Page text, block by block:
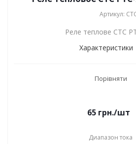
Артикул:
Реле теплове СТС
Характеристики
Порівняти
65 грн./шт
Диапазон тока